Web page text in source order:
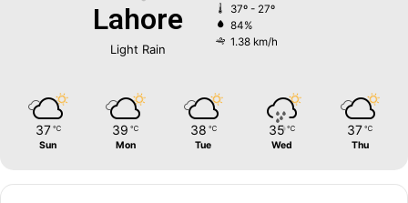
Lahore
Light Rain
37º - 27º
84%
1.38 km/h
37 ℃
Sun
39 ℃
Mon
38 ℃
Tue
35 ℃
Wed
37 ℃
Thu